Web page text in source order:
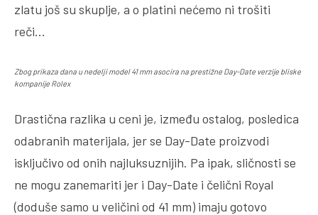
zlatu još su skuplje, a o platini nećemo ni trošiti
reči…
Zbog prikaza dana u nedelji model 41 mm asocira na prestižne Day-Date verzije bliske
kompanije Rolex
Drastična razlika u ceni je, između ostalog, posledica
odabranih materijala, jer se Day-Date proizvodi
isključivo od onih najluksuznijih. Pa ipak, sličnosti se
ne mogu zanemariti jer i Day-Date i čelični Royal
(doduše samo u veličini od 41 mm) imaju gotovo